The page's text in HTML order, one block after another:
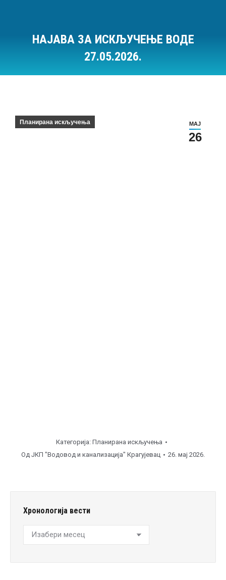
НАЈАВА ЗА ИСКЉУЧЕЊЕ ВОДЕ
27.05.2026.
МАЈ
26
Планирана искључења
Категорија: Планирана искључења
Од ЈКП "Водовод и канализација" Крагујевац 26. мај 2026.
Хронологија вести
Хронологија
вести